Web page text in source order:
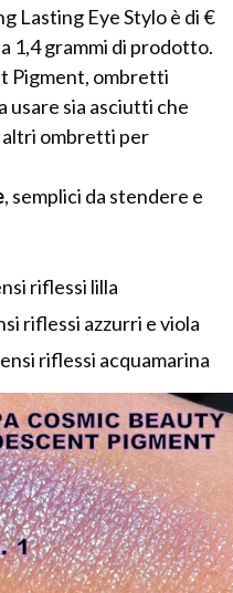
Lasting Eye Stylo è di €
1,4 grammi di prodotto.
Pigment, ombretti
usare sia asciutti che
altri ombretti per
, semplici da stendere e
riflessi lilla
riflessi azzurri e viola
riflessi acquamarina